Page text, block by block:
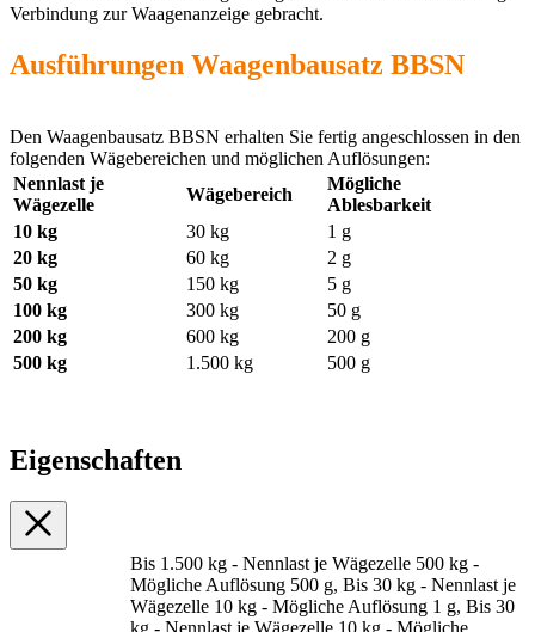
Verbindung zur Waagenanzeige gebracht.
Ausführungen Waagenbausatz BBSN
Den Waagenbausatz BBSN erhalten Sie fertig angeschlossen in den
folgenden Wägebereichen und möglichen Auflösungen:
Nennlast je
Wägezelle
Wägebereich
Mögliche
Ablesbarkeit
10 kg
30 kg
1 g
20 kg
60 kg
2 g
50 kg
150 kg
5 g
100 kg
300 kg
50 g
200 kg
600 kg
200 g
500 kg
1.500 kg 500 g
Eigenschaften
Bis 1.500 kg - Nennlast je Wägezelle 500 kg -
Mögliche Auflösung 500 g, Bis 30 kg - Nennlast je
Wägezelle 10 kg - Mögliche Auflösung 1 g, Bis 30
kg - Nennlast je Wägezelle 10 kg - Mögliche